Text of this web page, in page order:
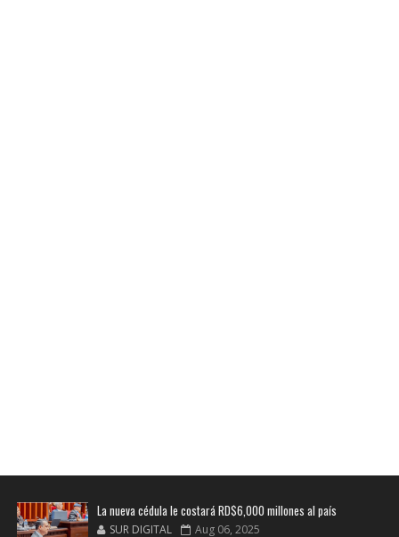
La nueva cédula le costará RD$6,000 millones al país
SUR DIGITAL Aug 06, 2025